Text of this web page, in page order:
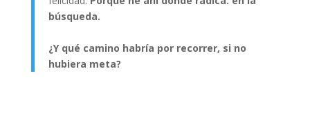
búsqueda.
¿Y qué camino habría por recorrer, si no
hubiera meta?